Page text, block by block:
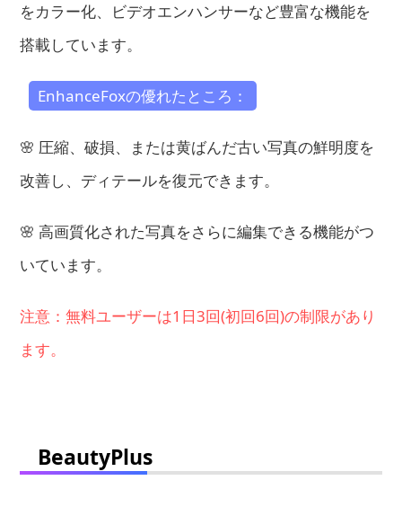
をカラー化、ビデオエンハンサーなど豊富な機能を
搭載しています。
EnhanceFoxの優れたところ：
🌸 圧縮、破損、または黄ばんだ古い写真の鮮明度を
改善し、ディテールを復元できます。
🌸 高画質化された写真をさらに編集できる機能がつ
いています。
注意：無料ユーザーは1日3回(初回6回)の制限があり
ます。
BeautyPlus